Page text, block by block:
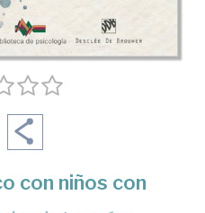
con niños con